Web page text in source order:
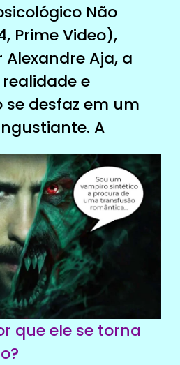
Não
Prime Video),
Aja, a
e
desfaz em um
A
que ele se torna